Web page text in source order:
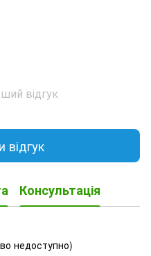
відгук
відгук
Консультація
недоступно)